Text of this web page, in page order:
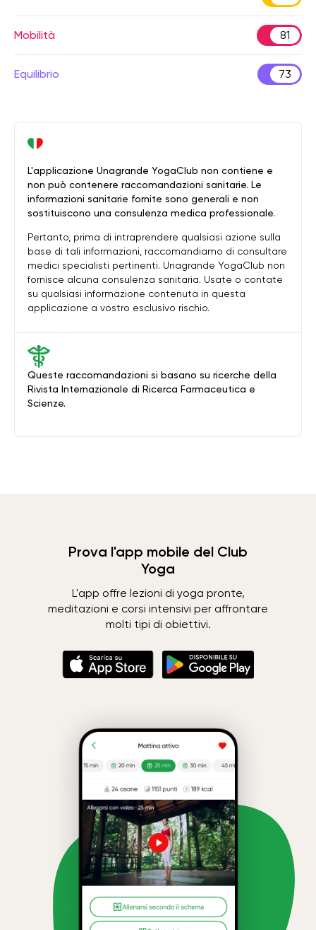
Mobilità 81
Equilibrio 73
Queste raccomandazioni si basano su ricerche della
Rivista Internazionale di Ricerca Farmaceutica e
Scienze.
L'applicazione Unagrande YogaClub non contiene e
non può contenere raccomandazioni sanitarie. Le
informazioni sanitarie fornite sono generali e non
sostituiscono una consulenza medica professionale.
Pertanto, prima di intraprendere qualsiasi azione sulla
base di tali informazioni, raccomandiamo di consultare
medici specialisti pertinenti. Unagrande YogaClub non
fornisce alcuna consulenza sanitaria. Usate o contate
su qualsiasi informazione contenuta in questa
applicazione a vostro esclusivo rischio.
Prova l'app mobile del Club
Yoga
L'app offre lezioni di yoga pronte,
meditazioni e corsi intensivi per affrontare
molti tipi di obiettivi.